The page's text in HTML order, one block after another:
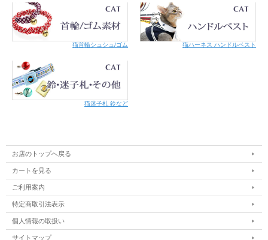
猫首輪シュシュ/ゴム 猫ハーネス ハンドルベスト
猫迷子札 鈴など
お店のトップへ戻る
カートを見る
ご利用案内
特定商取引法表示
個人情報の取扱い
サイトマップ